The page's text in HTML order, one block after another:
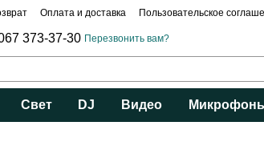
Оплата и доставка Пользовательское
373-37-30 Перезвонить вам?
Свет DJ Видео